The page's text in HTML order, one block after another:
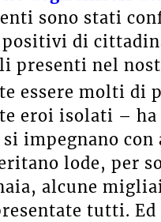
sono stati
di
nel
essere molti di
eroi isolati –
impegnano
lode, per
alcune
tutti. Ed